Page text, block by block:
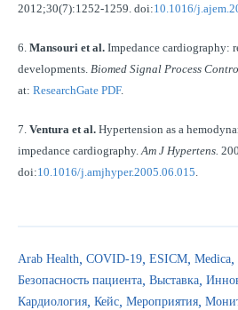
2012;30(7):1252-1259. doi:10.1016/
6. Mansouri et al. Impedance cardiography:
developments. Biomed Signal Process
at: ResearchGate PDF.
7. Ventura et al. Hypertension as a
impedance cardiography.Am J Hypertens.
doi:10.1016/j.amjhyper.2005.06.015.
Arab Health COVID-19 ESICM Medica
Безопасность пациента Выставка
Кардиология Кейс Мероприятия